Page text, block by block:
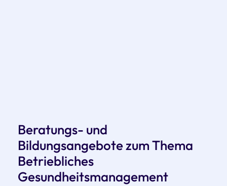
Beratungs- und
Bildungsangebote zum Thema
Betriebliches
Gesundheitsmanagement